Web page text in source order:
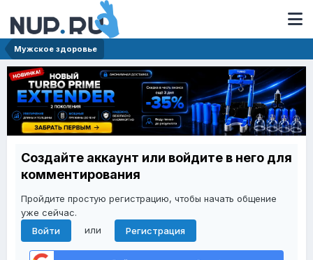
Мужское здоровье
Создайте аккаунт или войдите в него для
комментирования
Пройдите простую регистрацию, чтобы начать общение
уже сейчас.
Войти
или Регистрация